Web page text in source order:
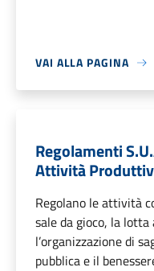
VAI ALLA PAGINA
Regolamenti
Attività
Regolano le attività
sale da gioco, la
l’organizzazione di
pubblica e il